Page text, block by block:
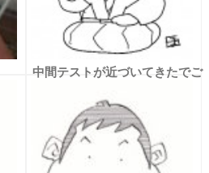
中間テストが近づいてきたでご